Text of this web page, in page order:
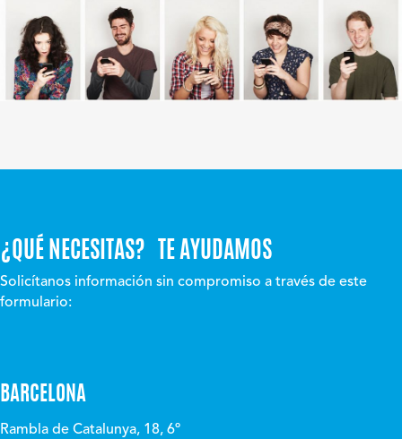
¿QUÉ NECESITAS? TE AYUDAMOS
Solicítanos información sin compromiso a través de este
formulario:
BARCELONA
Rambla de Catalunya, 18, 6º